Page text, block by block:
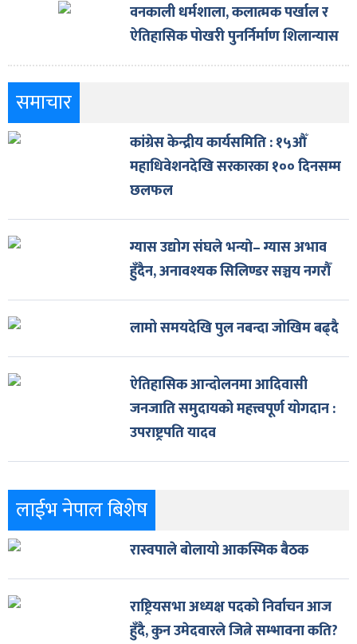
वनकाली धर्मशाला, कलात्मक पर्खाल र
ऐतिहासिक पोखरी पुनर्निर्माण शिलान्यास
समाचार
कांग्रेस केन्द्रीय कार्यसमिति : १५औँ
महाधिवेशनदेखि सरकारका १०० दिनसम्म
छलफल
ग्यास उद्योग संघले भन्याे– ग्यास अभाव
हुँदैन, अनावश्यक सिलिण्डर सञ्चय नगरौँ
लामो समयदेखि पुल नबन्दा जोखिम बढ्दै
ऐतिहासिक आन्दोलनमा आदिवासी
जनजाति समुदायको महत्त्वपूर्ण योगदान :
उपराष्ट्रपति यादव
लाईभ नेपाल बिशेष
रास्वपाले बोलायो आकस्मिक बैठक
राष्ट्रियसभा अध्यक्ष पदको निर्वाचन आज
हुँदै, कुन उमेदवारले जित्ने सम्भावना कति?